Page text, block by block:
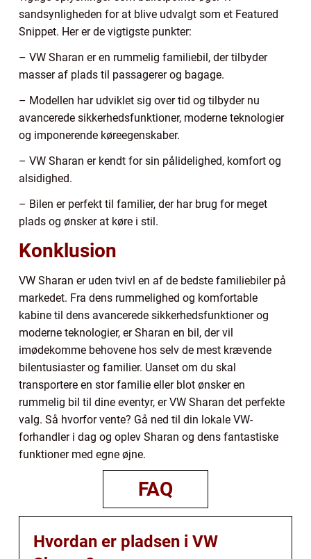
sandsynligheden for at blive udvalgt som et Featured
Snippet. Her er de vigtigste punkter:
– VW Sharan er en rummelig familiebil, der tilbyder
masser af plads til passagerer og bagage.
– Modellen har udviklet sig over tid og tilbyder nu
avancerede sikkerhedsfunktioner, moderne teknologier
og imponerende køreegenskaber.
– VW Sharan er kendt for sin pålidelighed, komfort og
alsidighed.
– Bilen er perfekt til familier, der har brug for meget
plads og ønsker at køre i stil.
Konklusion
VW Sharan er uden tvivl en af de bedste familiebiler på
markedet. Fra dens rummelighed og komfortable
kabine til dens avancerede sikkerhedsfunktioner og
moderne teknologier, er Sharan en bil, der vil
imødekomme behovene hos selv de mest krævende
bilentusiaster og familier. Uanset om du skal
transportere en stor familie eller blot ønsker en
rummelig bil til dine eventyr, er VW Sharan det perfekte
valg. Så hvorfor vente? Gå ned til din lokale VW-
forhandler i dag og oplev Sharan og dens fantastiske
funktioner med egne øjne.
FAQ
Hvordan er pladsen i VW